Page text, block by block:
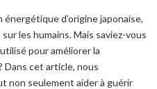
d’origine japonaise,
les humains. Mais saviez-vous
pour améliorer la
Dans cet article, nous
non seulement aider à guérir